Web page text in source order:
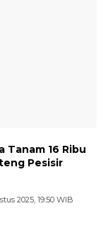
Tanam 16 Ribu
Pesisir
2025, 19:50 WIB